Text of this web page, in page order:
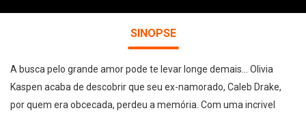
SINOPSE
A busca pelo grande amor pode te levar longe demais... Olivia
Kaspen acaba de descobrir que seu ex-namorado, Caleb Drake,
por quem era obcecada, perdeu a memória. Com uma incrivel